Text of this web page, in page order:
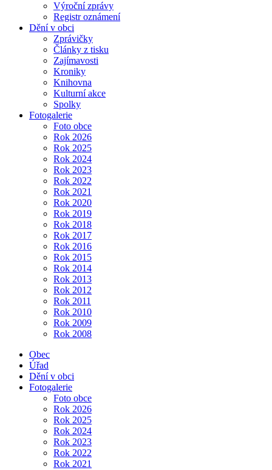
Výroční zprávy
Registr oznámení
Dění v obci
Zprávičky
Články z tisku
Zajímavosti
Kroniky
Knihovna
Kulturní akce
Spolky
Fotogalerie
Foto obce
Rok 2026
Rok 2025
Rok 2024
Rok 2023
Rok 2022
Rok 2021
Rok 2020
Rok 2019
Rok 2018
Rok 2017
Rok 2016
Rok 2015
Rok 2014
Rok 2013
Rok 2012
Rok 2011
Rok 2010
Rok 2009
Rok 2008
Obec
Úřad
Dění v obci
Fotogalerie
Foto obce
Rok 2026
Rok 2025
Rok 2024
Rok 2023
Rok 2022
Rok 2021